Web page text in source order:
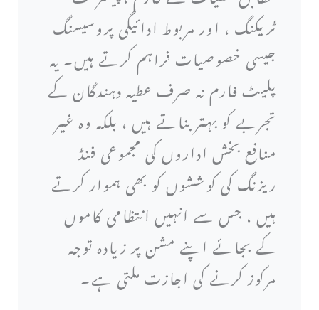
ٹریکنگ ، اور مربوط ادائیگی پروسیسنگ
جیسی خصوصیات فراہم کرتے ہیں۔ یہ
پلیٹ فارم نہ صرف عطیہ دہندگان کے
تجربے کو بہتر بناتے ہیں ، بلکہ وہ غیر
منافع بخش اداروں کی مجموعی فنڈ
ریزنگ کی کوششوں کو بھی ہموار کرتے
ہیں ، جس سے انہیں انتظامی کاموں
کے بجائے اپنے مشن پر زیادہ توجہ
مرکوز کرنے کی اجازت ملتی ہے۔